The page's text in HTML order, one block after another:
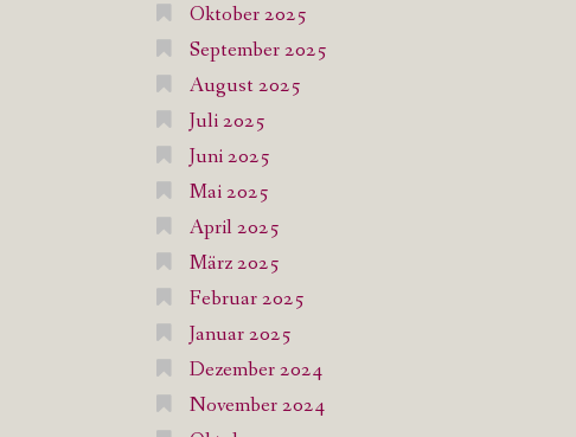
Oktober 2025
September 2025
August 2025
Juli 2025
Juni 2025
Mai 2025
April 2025
März 2025
Februar 2025
Januar 2025
Dezember 2024
November 2024